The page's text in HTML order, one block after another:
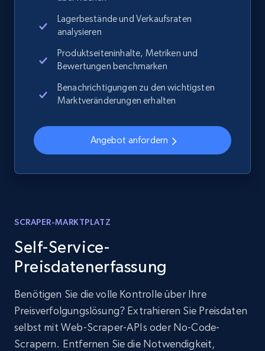
Lagerbestände und Verkaufsraten
analysieren
Produktseiteninhalte, Metriken und
Bewertungen benchmarken
Benachrichtigungen zu den wichtigsten
Marktveränderungen erhalten
Angebot anfordern
SCRAPER-MARKTPLATZ
Self-Service-
Preisdatenerfassung
Benötigen Sie die volle Kontrolle über Ihre
Preisverfolgungslösung? Extrahieren Sie Preisdaten
selbst mit Web-Scraper-APIs oder No-Code-
Scrapern. Entfernen Sie die Notwendigkeit,